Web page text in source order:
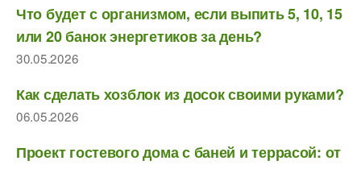
Что будет с организмом, если выпить 5, 10, 15
или 20 банок энергетиков за день?
30.05.2026
Как сделать хозблок из досок своими руками?
06.05.2026
Проект гостевого дома с баней и террасой: от